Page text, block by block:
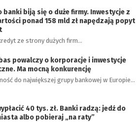
banki biją się o duże firmy. Inwestycje z
ponad 158 mld zł napędzają popyt
ze strony dużych firm…
powalczy o korporacje i inwestycje
Ma mocną konkurencję
do największej grupy bankowej w Europie…
40 tys. zł. Banki radzą: jedź do
albo pobieraj „na raty”